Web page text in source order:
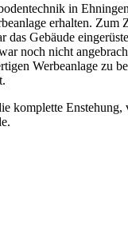
in
erhalten. Zum
das Gebäude
noch nicht
Werbeanlage zu
komplette Enstehung,